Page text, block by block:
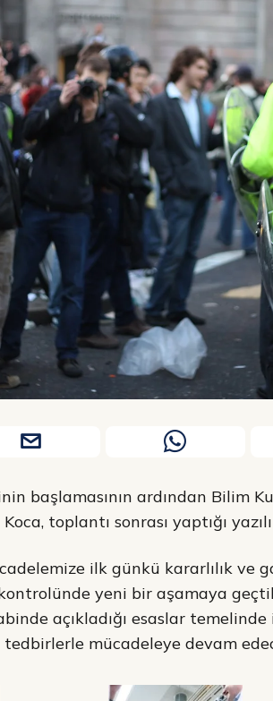
başlamasının ardından Bilim
toplantı sonrası yaptığı
ilk günkü kararlılık ve
yeni bir aşamaya
açıkladığı esaslar
mücadeleye devam